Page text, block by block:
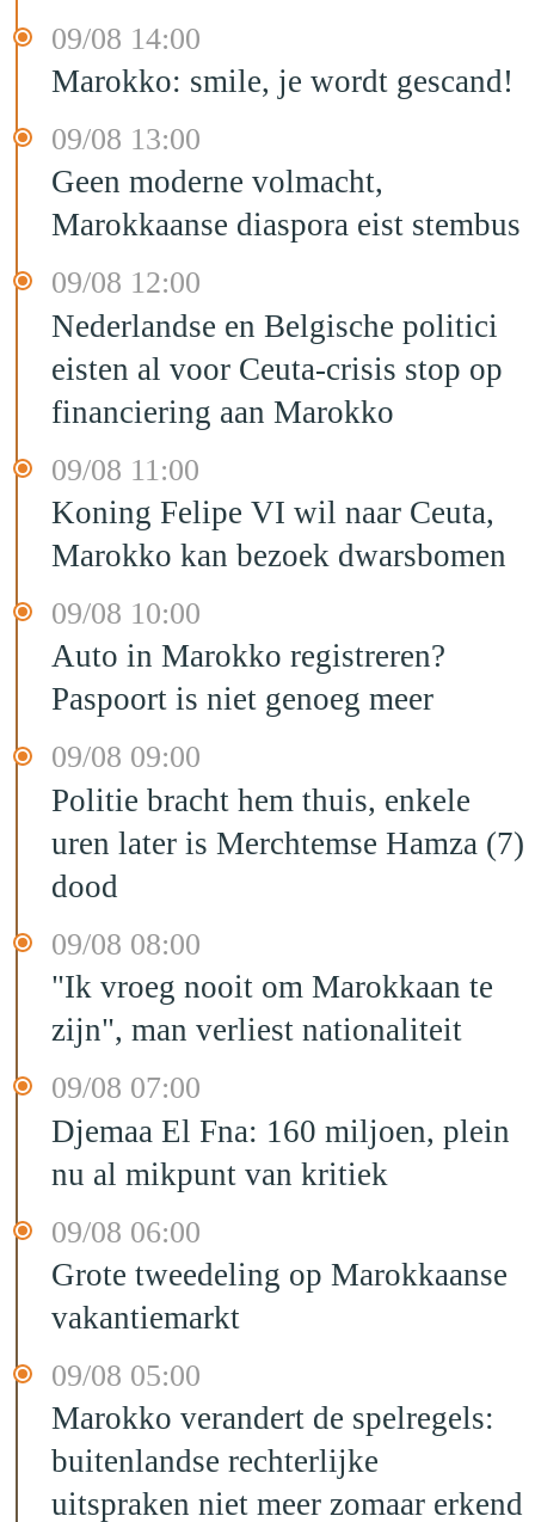
09/08 14:00
Marokko: smile, je wordt gescand!
09/08 13:00
Geen moderne volmacht,
Marokkaanse diaspora eist stembus
09/08 12:00
Nederlandse en Belgische politici
eisten al voor Ceuta-crisis stop op
financiering aan Marokko
09/08 11:00
Koning Felipe VI wil naar Ceuta,
Marokko kan bezoek dwarsbomen
09/08 10:00
Auto in Marokko registreren?
Paspoort is niet genoeg meer
09/08 09:00
Politie bracht hem thuis, enkele
uren later is Merchtemse Hamza (7)
dood
09/08 08:00
"Ik vroeg nooit om Marokkaan te
zijn", man verliest nationaliteit
09/08 07:00
Djemaa El Fna: 160 miljoen, plein
nu al mikpunt van kritiek
09/08 06:00
Grote tweedeling op Marokkaanse
vakantiemarkt
09/08 05:00
Marokko verandert de spelregels:
buitenlandse rechterlijke
uitspraken niet meer zomaar erkend